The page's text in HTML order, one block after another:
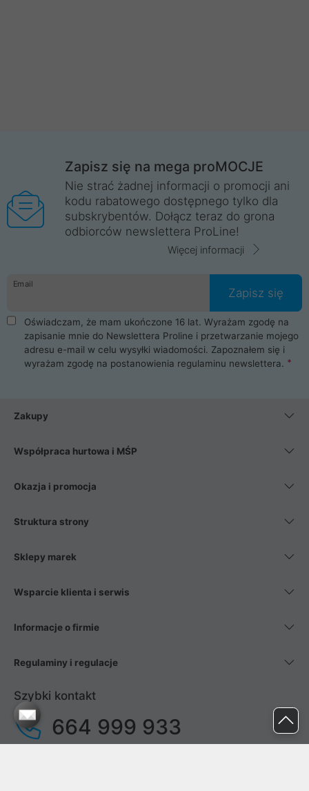
Zapisz się na mega proMOCJE
Nie strać żadnej informacji o promocji ani
kodu rabatowego dostępnego tylko dla
subskrybentów. Dołącz teraz do grona
odbiorców newslettera ProLine!
Więcej informacji
Email
Zapisz się
Oświadczam, że mam ukończone 16 lat. Wyrażam zgodę na
zapisanie mnie do Newslettera Proline i przetwarzanie mojego
adresu e-mail w celu wysyłki wiadomości. Zapoznałem się i
wyrażam zgodę na postanowienia regulaminu newslettera.
Zakupy
Współpraca hurtowa i MŚP
Okazja i promocja
Struktura strony
Sklepy marek
Wsparcie klienta i serwis
Informacje o firmie
Regulaminy i regulacje
Szybki kontakt
664 999 933